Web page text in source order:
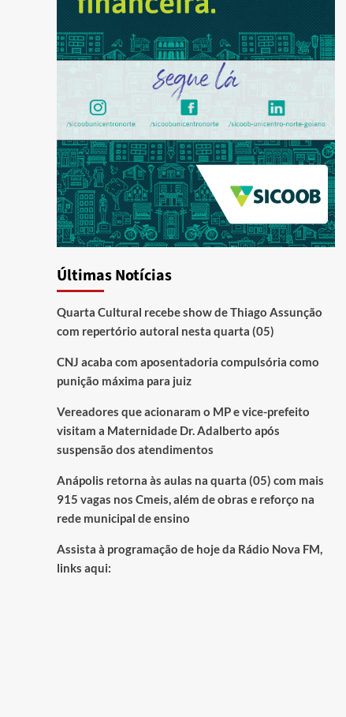
Últimas Notícias
Quarta Cultural recebe show de Thiago Assunção
com repertório autoral nesta quarta (05)
CNJ acaba com aposentadoria compulsória como
punição máxima para juiz
Vereadores que acionaram o MP e vice-prefeito
visitam a Maternidade Dr. Adalberto após
suspensão dos atendimentos
Anápolis retorna às aulas na quarta (05) com mais
915 vagas nos Cmeis, além de obras e reforço na
rede municipal de ensino
Assista à programação de hoje da Rádio Nova FM,
links aqui: